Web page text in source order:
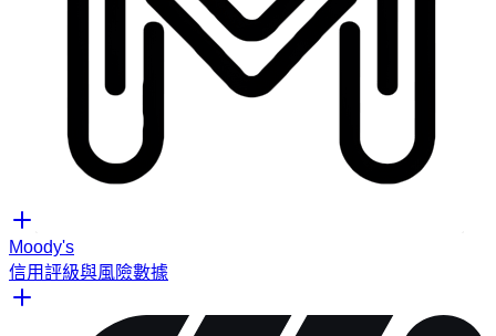
Moody's
信用評級與風險數據